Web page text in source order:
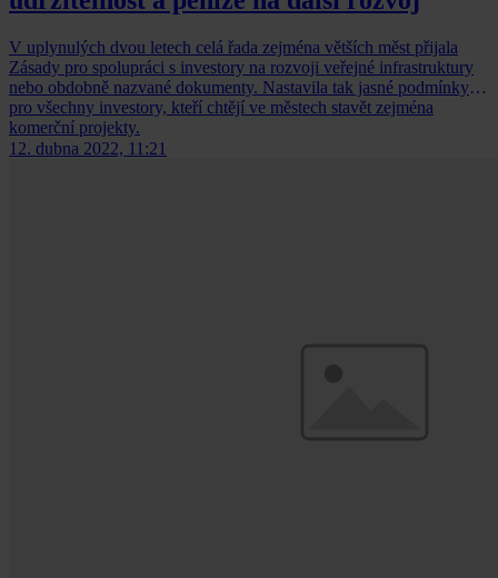
V uplynulých dvou letech celá řada zejména větších měst přijala
Zásady pro spolupráci s investory na rozvoji veřejné infrastruktury
nebo obdobně nazvané dokumenty. Nastavila tak jasné podmínky
pro všechny investory, kteří chtějí ve městech stavět zejména
komerční projekty.
12. dubna 2022, 11:21